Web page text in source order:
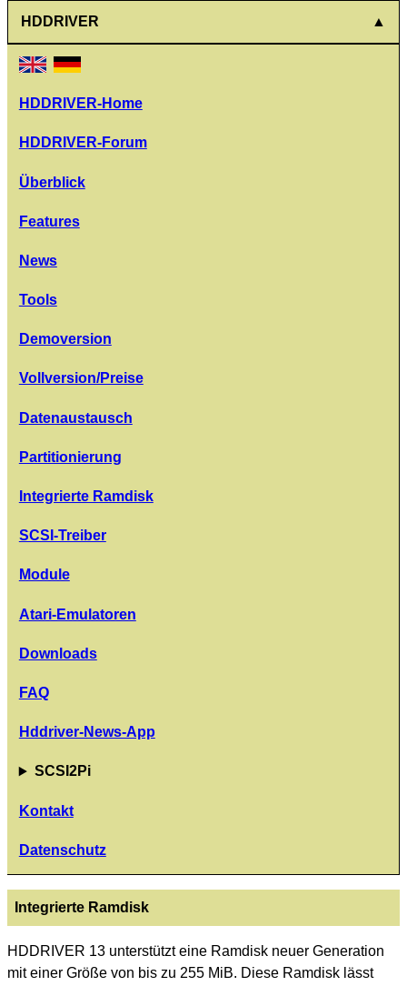
HDDRIVER
HDDRIVER-Home
HDDRIVER-Forum
Überblick
Features
News
Tools
Demoversion
Vollversion/Preise
Datenaustausch
Partitionierung
Integrierte Ramdisk
SCSI-Treiber
Module
Atari-Emulatoren
Downloads
FAQ
Hddriver-News-App
SCSI2Pi
Kontakt
Datenschutz
Integrierte Ramdisk
HDDRIVER 13 unterstützt eine Ramdisk neuer Generation
mit einer Größe von bis zu 255 MiB. Diese Ramdisk lässt